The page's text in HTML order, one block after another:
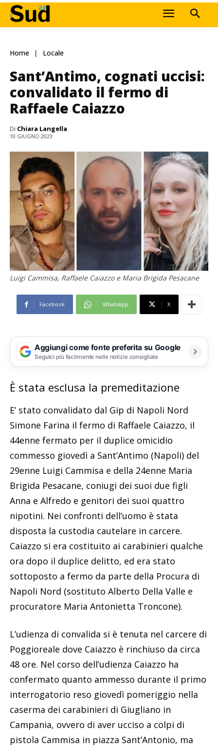
Home Locale
Sant’Antimo, cognati uccisi:
convalidato il fermo di
Raffaele Caiazzo
Di Chiara Langella
10 GIUGNO 2023
Luigi Cammisa, Raffaele Caiazzo e Maria Brigida Pesacane
Facebook WhatsApp X
Aggiungi come fonte preferita su Google
Seguici più facilmente nelle notizie consigliate
È stata esclusa la premeditazione
E’ stato convalidato dal Gip di Napoli Nord
Simone Farina il fermo di Raffaele Caiazzo, il
44enne fermato per il duplice omicidio
commesso giovedì a Sant’Antimo (Napoli) del
29enne Luigi Cammisa e della 24enne Maria
Brigida Pesacane, coniugi dei suoi due figli
Anna e Alfredo e genitori dei suoi quattro
nipotini. Nei confronti dell’uomo è stata
disposta la custodia cautelare in carcere.
Caiazzo si era costituito ai carabinieri qualche
ora dopo il duplice delitto, ed era stato
sottoposto a fermo da parte della Procura di
Napoli Nord (sostituto Alberto Della Valle e
procuratore Maria Antonietta Troncone).
L’udienza di convalida si è tenuta nel carcere di
Poggioreale dove Caiazzo è rinchiuso da circa
48 ore. Nel corso dell’udienza Caiazzo ha
confermato quanto ammesso durante il primo
interrogatorio reso giovedì pomeriggio nella
caserma dei carabinieri di Giugliano in
Campania, ovvero di aver ucciso a colpi di
pistola Cammisa in piazza Sant’Antonio, ma